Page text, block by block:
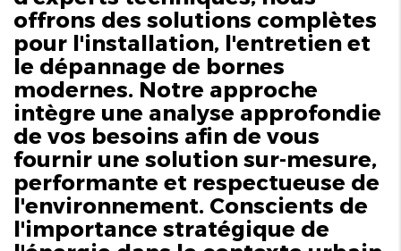
offrons des solutions complètes
pour l'installation, l'entretien et
le dépannage de bornes
modernes. Notre approche
intègre une analyse approfondie
de vos besoins afin de vous
fournir une solution sur-mesure,
performante et respectueuse de
l'environnement. Conscients de
l'importance stratégique de